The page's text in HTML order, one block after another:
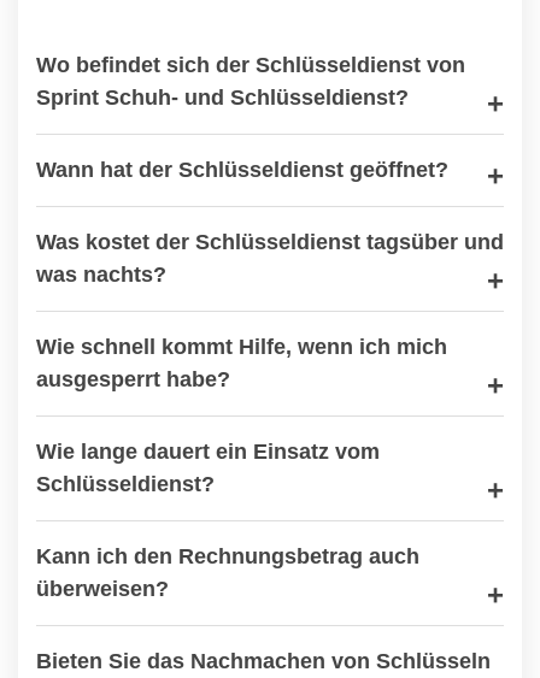
Wo befindet sich der Schlüsseldienst von
Sprint Schuh- und Schlüsseldienst?
Wann hat der Schlüsseldienst geöffnet?
Was kostet der Schlüsseldienst tagsüber und
was nachts?
Wie schnell kommt Hilfe, wenn ich mich
ausgesperrt habe?
Wie lange dauert ein Einsatz vom
Schlüsseldienst?
Kann ich den Rechnungsbetrag auch
überweisen?
Bieten Sie das Nachmachen von Schlüsseln